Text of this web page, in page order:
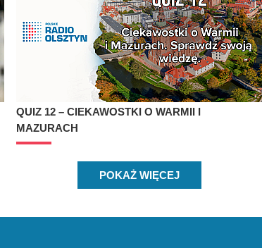
QUIZ 12 – CIEKAWOSTKI O WARMII I
MAZURACH
POKAŻ WIĘCEJ